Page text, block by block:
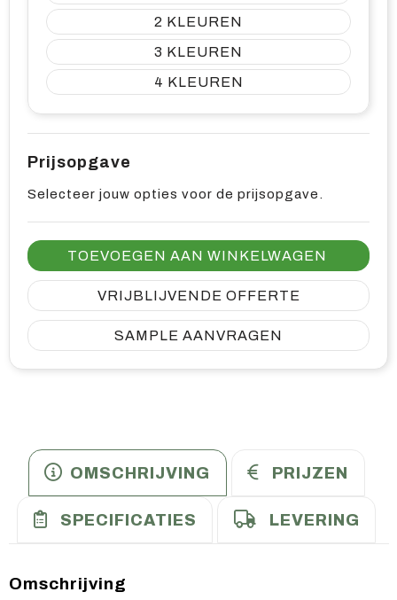
2
3
4
Prijsopgave
Selecteer jouw opties voor de prijsopgave.
TOEVOEGEN AAN WINKELWAGEN
VRIJBLIJVENDE OFFERTE
SAMPLE AANVRAGEN
OMSCHRIJVING PRIJZEN
SPECIFICATIES LEVERING
Omschrijving